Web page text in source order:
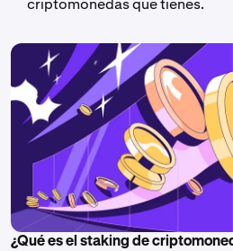
criptomonedas que tienes.
¿Qué es el staking de